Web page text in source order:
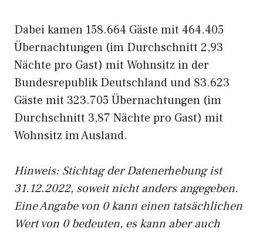
Dabei kamen 158.664 Gäste mit 464.405
Übernachtungen (im Durchschnitt 2,93
Nächte pro Gast) mit Wohnsitz in der
Bundesrepublik Deutschland und 83.623
Gäste mit 323.705 Übernachtungen (im
Durchschnitt 3,87 Nächte pro Gast) mit
Wohnsitz im Ausland.
Hinweis: Stichtag der Datenerhebung ist
31.12.2022, soweit nicht anders angegeben.
Eine Angabe von 0 kann einen tatsächlichen
Wert von 0 bedeuten, es kann aber auch